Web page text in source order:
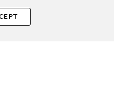
Ampoule - masca de fata
Asiatica si glicerina, care